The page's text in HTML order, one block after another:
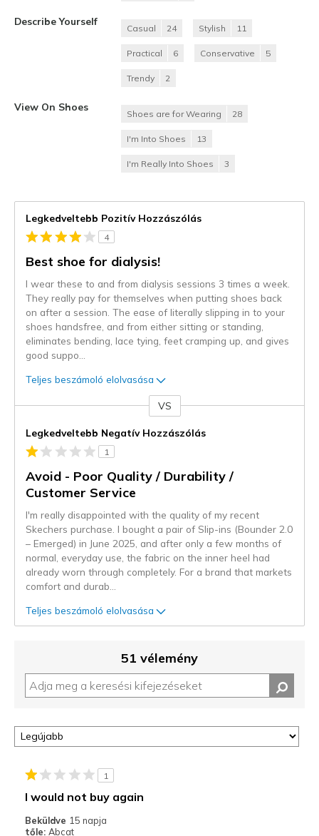
Describe Yourself
Casual 24 Stylish 11
Practical 6 Conservative 5
Trendy 2
View On Shoes
Shoes are for Wearing 28
I'm Into Shoes 13
I'm Really Into Shoes 3
Legkedveltebb Pozitív Hozzászólás
4
Best shoe for dialysis!
I wear these to and from dialysis sessions 3 times a week.
They really pay for themselves when putting shoes back
on after a session. The ease of literally slipping in to your
shoes handsfree, and from either sitting or standing,
eliminates bending, lace tying, feet cramping up, and gives
good suppo
Teljes beszámoló elolvasása
VS
Legkedveltebb Negatív Hozzászólás
1
Avoid - Poor Quality / Durability /
Customer Service
I'm really disappointed with the quality of my recent
Skechers purchase. I bought a pair of Slip-ins (Bounder 2.0
– Emerged) in June 2025, and after only a few months of
normal, everyday use, the fabric on the inner heel had
already worn through completely. For a brand that markets
comfort and durab
Teljes beszámoló elolvasása
51 vélemény
1
I would not buy again
Beküldve 15 napja
tőle: Abcat